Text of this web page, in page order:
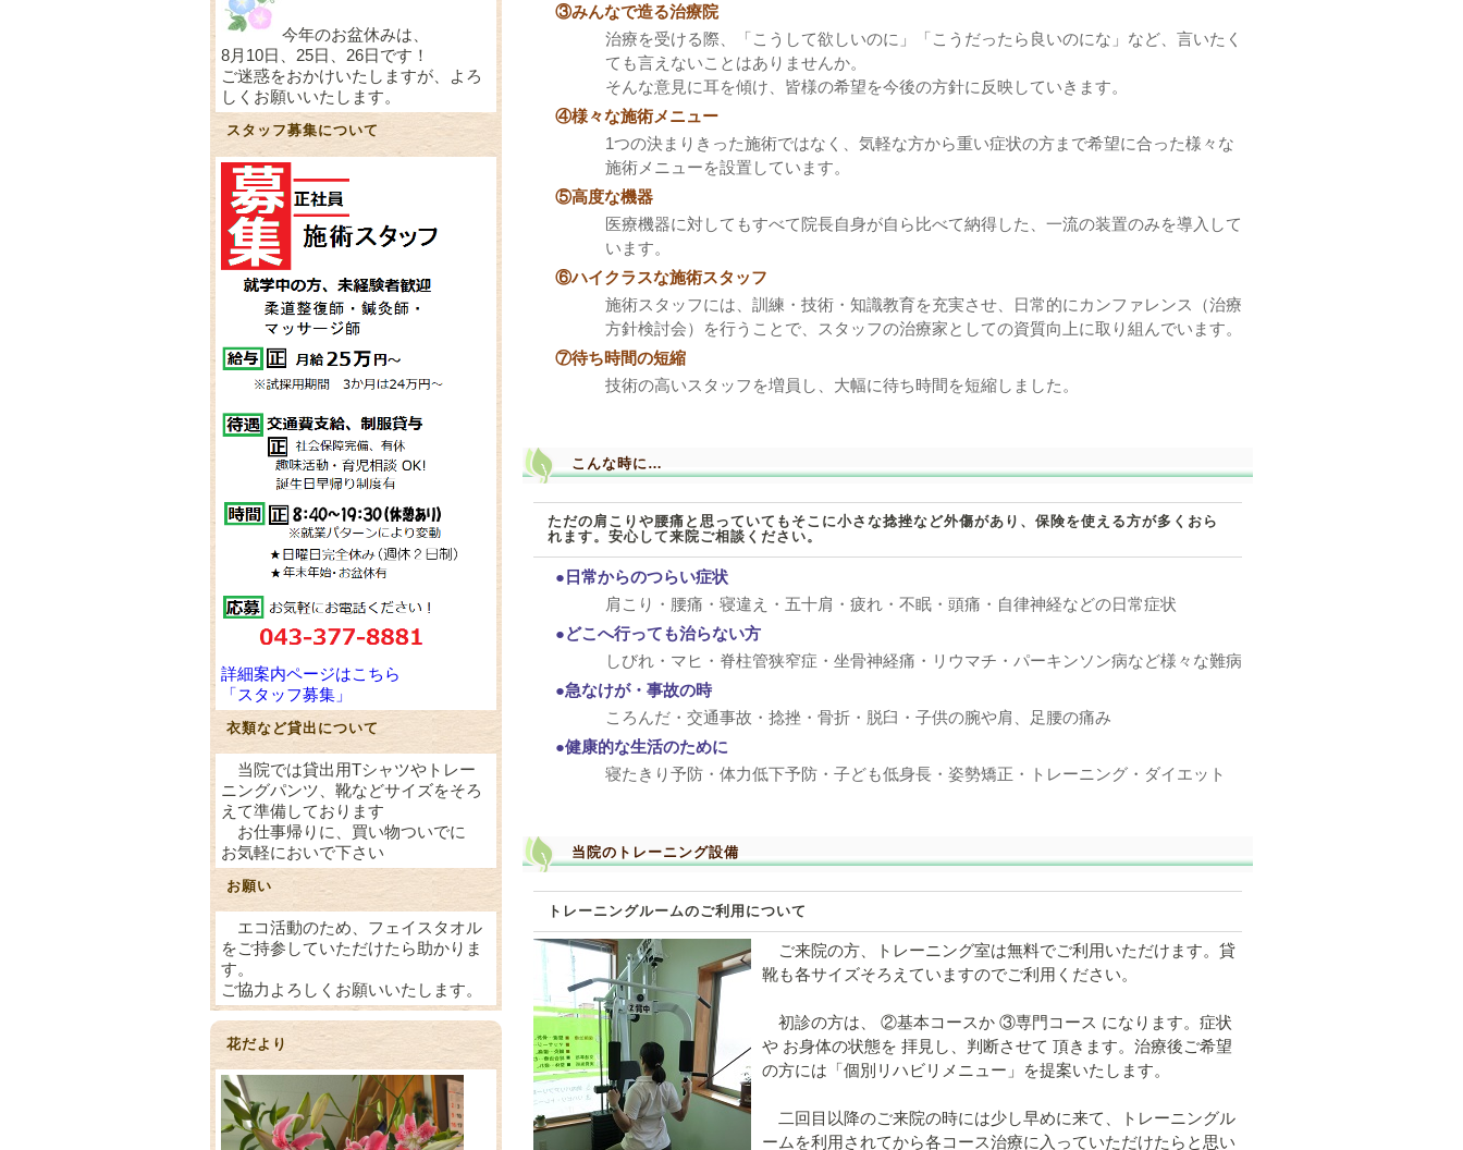
③みんなで造る治療院
治療を受ける際、「こうして欲しいのに」「こうだったら良いのにな」など、言いたく
ても言えないことはありませんか。
そんな意見に耳を傾け、皆様の希望を今後の方針に反映していきます。
④様々な施術メニュー
1つの決まりきった施術ではなく、気軽な方から重い症状の方まで希望に合った様々な
施術メニューを設置しています。
⑤高度な機器
医療機器に対してもすべて院長自身が自ら比べて納得した、一流の装置のみを導入して
います。
⑥ハイクラスな施術スタッフ
施術スタッフには、訓練・技術・知識教育を充実させ、日常的にカンファレンス（治療
方針検討会）を行うことで、スタッフの治療家としての資質向上に取り組んでいます。
⑦待ち時間の短縮
技術の高いスタッフを増員し、大幅に待ち時間を短縮しました。
こんな時に…
ただの肩こりや腰痛と思っていてもそこに小さな捻挫など外傷があり、保険を使える方が多くおら
れます。安心して来院ご相談ください。
●日常からのつらい症状
肩こり・腰痛・寝違え・五十肩・疲れ・不眠・頭痛・自律神経などの日常症状
●どこへ行っても治らない方
しびれ・マヒ・脊柱管狭窄症・坐骨神経痛・リウマチ・パーキンソン病など様々な難病
●急なけが・事故の時
ころんだ・交通事故・捻挫・骨折・脱臼・子供の腕や肩、足腰の痛み
●健康的な生活のために
寝たきり予防・体力低下予防・子ども低身長・姿勢矯正・トレーニング・ダイエット
当院のトレーニング設備
トレーニングルームのご利用について
ご来院の方、トレーニング室は無料でご利用いただけます。貸
靴も各サイズそろえていますのでご利用ください。
初診の方は、 ②基本コースか ③専門コース になります。症状
や お身体の状態を 拝見し、判断させて 頂きます。治療後ご希望
の方には「個別リハビリメニュー」を提案いたします。
二回目以降のご来院の時には少し早めに来て、トレーニングル
ームを利用されてから各コース治療に入っていただけたらと思い
今年のお盆休みは、
8月10日、25日、26日です！
ご迷惑をおかけいたしますが、よろ
しくお願いいたします。
スタッフ募集について
詳細案内ページはこちら
「スタッフ募集」
衣類など貸出について
当院では貸出用Tシャツやトレー
ニングパンツ、靴などサイズをそろ
えて準備しております
お仕事帰りに、買い物ついでに
お気軽においで下さい
お願い
エコ活動のため、フェイスタオル
をご持参していただけたら助かりま
す。
ご協力よろしくお願いいたします。
花だより